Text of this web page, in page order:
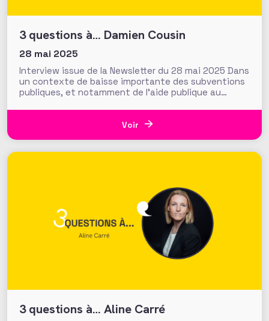
3 questions à… Damien Cousin
28 mai 2025
Interview issue de la Newsletter du 28 mai 2025 Dans
un contexte de baisse importante des subventions
publiques, et notamment de l’aide publique au
économique tendu, comment initier pour certains,
repenser pour d’autres, ses stratégies de
Voir
3 questions à… Aline Carré